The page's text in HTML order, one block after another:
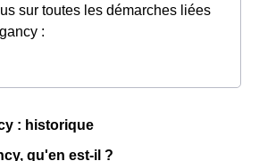
sur toutes les démarches liées
:
: historique
qu'en est-il ?